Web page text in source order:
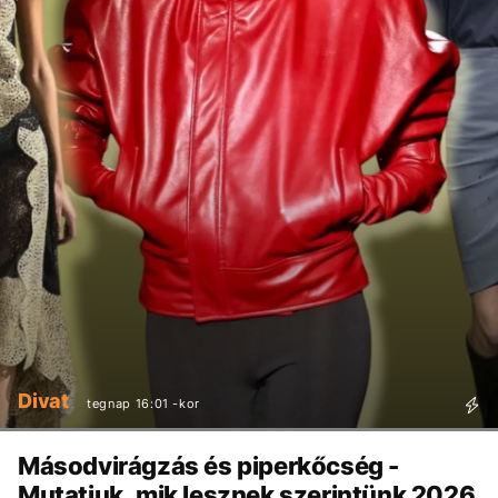
Divat tegnap 16:01 -kor
Másodvirágzás és piperkőcség -